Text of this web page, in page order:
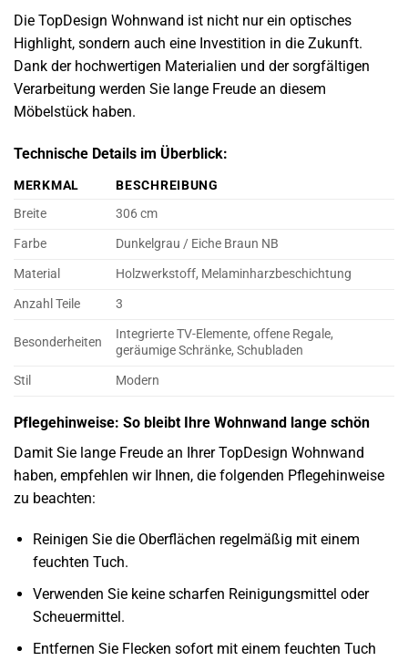
Die TopDesign Wohnwand ist nicht nur ein optisches
Highlight, sondern auch eine Investition in die Zukunft.
Dank der hochwertigen Materialien und der sorgfältigen
Verarbeitung werden Sie lange Freude an diesem
Möbelstück haben.
Technische Details im Überblick:
MERKMAL
BESCHREIBUNG
Breite
306 cm
Farbe
Dunkelgrau / Eiche Braun NB
Material
Holzwerkstoff, Melaminharzbeschichtung
Anzahl Teile
3
Besonderheiten
Integrierte TV-Elemente, offene Regale,
geräumige Schränke, Schubladen
Stil
Modern
Pflegehinweise: So bleibt Ihre Wohnwand lange schön
Damit Sie lange Freude an Ihrer TopDesign Wohnwand
haben, empfehlen wir Ihnen, die folgenden Pflegehinweise
zu beachten:
Reinigen Sie die Oberflächen regelmäßig mit einem
feuchten Tuch.
Verwenden Sie keine scharfen Reinigungsmittel oder
Scheuermittel.
Entfernen Sie Flecken sofort mit einem feuchten Tuch